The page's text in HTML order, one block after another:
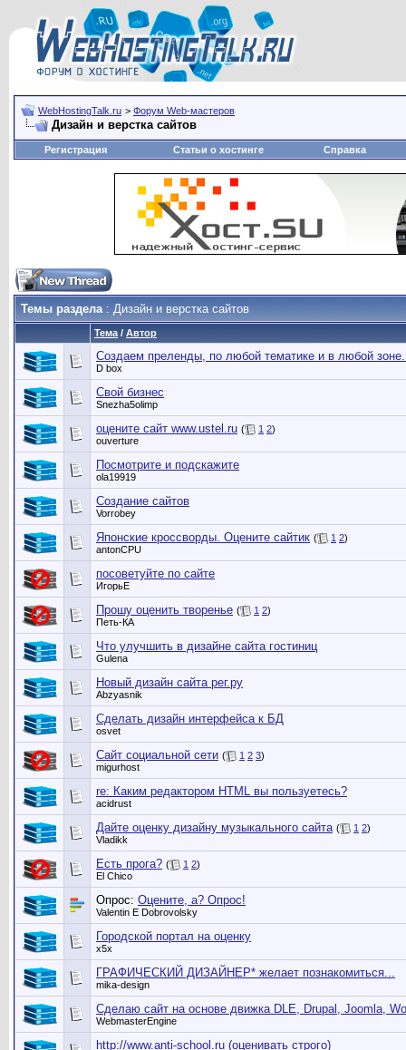
WebHostingTalk.ru > Форум Web-мастеров
Дизайн и верстка сайтов
Регистрация Статьи о хостинге Справка
Темы раздела: Дизайн и верстка сайтов
Тема / Автор
Создаем преленды, по любой тематике и в любой
D box
Свой бизнес
Snezha5olimp
оцените сайт www.ustel.ru ( 1 2)
ouverture
Посмотрите и подскажите
ola19919
Создание сайтов
Vorrobey
Японские кроссворды. Оцените сайтик ( 1 2)
antonCPU
посоветуйте по сайте
ИгорьЕ
Прошу оценить творенье ( 1 2)
Петь-КА
Что улучшить в дизайне сайта гостиниц
Gulena
Новый дизайн сайта рег.ру
Abzyasnik
Сделать дизайн интерфейса к БД
osvet
Сайт социальной сети ( 1 2 3)
migurhost
re: Каким редактором HTML вы пользуетесь?
acidrust
Дайте оценку дизайну музыкального сайта ( 1 2)
Vladikk
Есть прога? ( 1 2)
El Chico
Опрос: Оцените, а? Опрос!
Valentin E Dobrovolsky
Городской портал на оценку
x5x
ГРАФИЧЕСКИЙ ДИЗАЙНЕР* желает познакомиться...
mika-design
Сделаю сайт на основе движка DLE, Drupal, Joomla,
WebmasterEngine
http://www.anti-school.ru (оценивать строго)